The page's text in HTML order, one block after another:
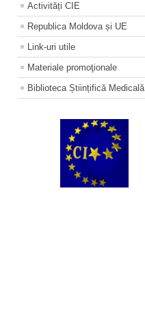
Activități CIE
Republica Moldova și UE
Link-uri utile
Materiale promoţionale
Biblioteca Științifică Medicală